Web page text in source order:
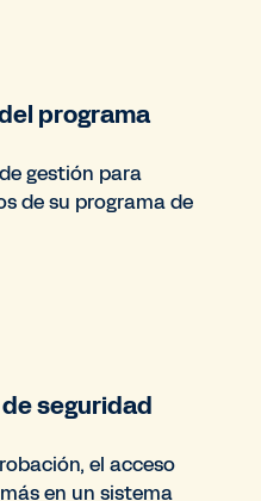
programa
gestión para
de su programa de
seguridad
el acceso
en un sistema